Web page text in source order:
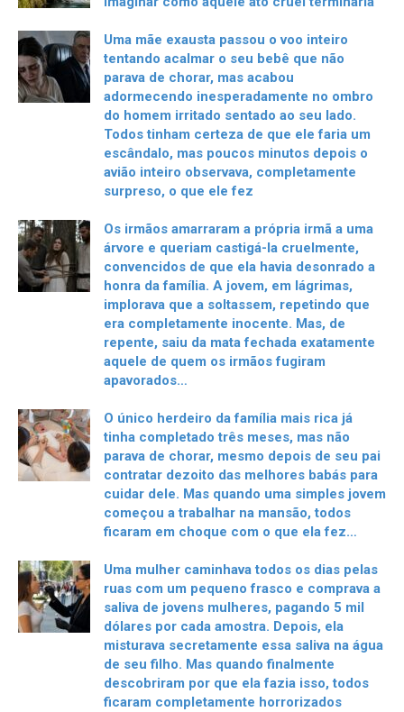
Uma mãe exausta passou o voo inteiro
tentando acalmar o seu bebê que não
parava de chorar, mas acabou
adormecendo inesperadamente no ombro
do homem irritado sentado ao seu lado.
Todos tinham certeza de que ele faria um
escândalo, mas poucos minutos depois o
avião inteiro observava, completamente
surpreso, o que ele fez
Os irmãos amarraram a própria irmã a uma
árvore e queriam castigá-la cruelmente,
convencidos de que ela havia desonrado a
honra da família. A jovem, em lágrimas,
implorava que a soltassem, repetindo que
era completamente inocente. Mas, de
repente, saiu da mata fechada exatamente
aquele de quem os irmãos fugiram
apavorados…
O único herdeiro da família mais rica já
tinha completado três meses, mas não
parava de chorar, mesmo depois de seu pai
contratar dezoito das melhores babás para
cuidar dele. Mas quando uma simples jovem
começou a trabalhar na mansão, todos
ficaram em choque com o que ela fez…
Uma mulher caminhava todos os dias pelas
ruas com um pequeno frasco e comprava a
saliva de jovens mulheres, pagando 5 mil
dólares por cada amostra. Depois, ela
misturava secretamente essa saliva na água
de seu filho. Mas quando finalmente
descobriram por que ela fazia isso, todos
ficaram completamente horrorizados